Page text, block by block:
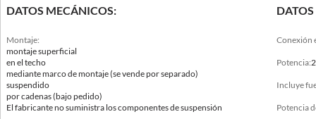
DATOS MECÁNICOS:
Montaje:
montaje superficial
en el techo
mediante marco de montaje (se vende por separado)
suspendido
por cadenas (bajo pedido)
El fabricante no suministra los componentes de suspensión
Conexión
Potencia:
Incluye
Potencia
Datos mecánicos
Montaje
montaje superficial, en el techo, mediante marco de montaje (se vende por